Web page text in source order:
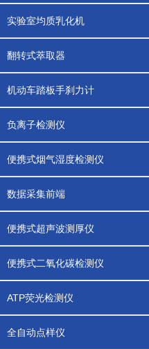
实验室均质乳化机
翻转式萃取器
机动车踏板手刹力计
负离子检测仪
便携式烟气湿度检测仪
数据采集前端
便携式超声波测厚仪
便携式二氧化碳检测仪
ATP荧光检测仪
全自动点样仪